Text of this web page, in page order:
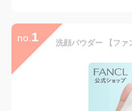
no. 1